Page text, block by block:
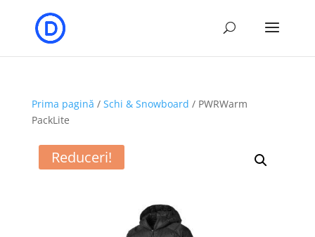
Prima pagină / Schi & Snowboard / PWRWarm
PackLite
Reduceri!